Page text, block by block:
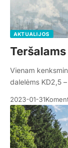
AKTUALIJOS
Vienam
dalelėms KD2,5
2023-01-31